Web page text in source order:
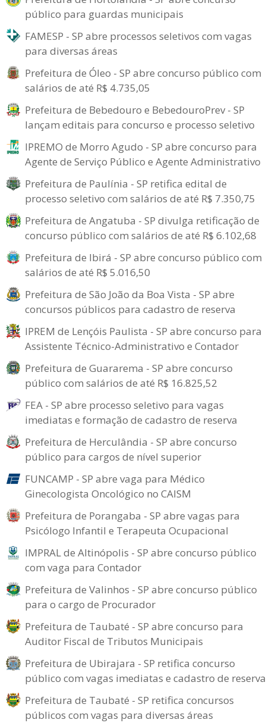
público para guardas municipais
FAMESP - SP abre processos seletivos com vagas
para diversas áreas
Prefeitura de Óleo - SP abre concurso público com
salários de até R$ 4.735,05
Prefeitura de Bebedouro e BebedouroPrev - SP
lançam editais para concurso e processo seletivo
IPREMO de Morro Agudo - SP abre concurso para
Agente de Serviço Público e Agente Administrativo
Prefeitura de Paulínia - SP retifica edital de
processo seletivo com salários de até R$ 7.350,75
Prefeitura de Angatuba - SP divulga retificação de
concurso público com salários de até R$ 6.102,68
Prefeitura de Ibirá - SP abre concurso público com
salários de até R$ 5.016,50
Prefeitura de São João da Boa Vista - SP abre
concursos públicos para cadastro de reserva
IPREM de Lençóis Paulista - SP abre concurso para
Assistente Técnico-Administrativo e Contador
Prefeitura de Guararema - SP abre concurso
público com salários de até R$ 16.825,52
FEA - SP abre processo seletivo para vagas
imediatas e formação de cadastro de reserva
Prefeitura de Herculândia - SP abre concurso
público para cargos de nível superior
FUNCAMP - SP abre vaga para Médico
Ginecologista Oncológico no CAISM
Prefeitura de Porangaba - SP abre vagas para
Psicólogo Infantil e Terapeuta Ocupacional
IMPRAL de Altinópolis - SP abre concurso público
com vaga para Contador
Prefeitura de Valinhos - SP abre concurso público
para o cargo de Procurador
Prefeitura de Taubaté - SP abre concurso para
Auditor Fiscal de Tributos Municipais
Prefeitura de Ubirajara - SP retifica concurso
público com vagas imediatas e cadastro de reserva
Prefeitura de Taubaté - SP retifica concursos
públicos com vagas para diversas áreas